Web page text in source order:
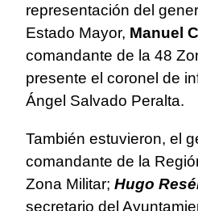
representación del
Estado Mayor, Manuel
comandante de la 48
presente el coronel de
Ángel Salvado Peralta.
También estuvieron, el
comandante de la
Zona Militar; Hugo
secretario del